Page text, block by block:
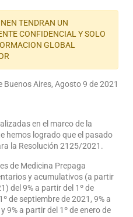
TENDRAN UN
CONFIDENCIAL Y SOLO
GLOBAL
Aires, Agosto 9 de 2021
en el marco de la
hemos logrado que el pasado
la Resolución 2125/2021.
de Medicina Prepaga
y acumulativos (a partir
del 9% a partir del 1º de
de septiembre de 2021, 9% a
9% a partir del 1º de enero de